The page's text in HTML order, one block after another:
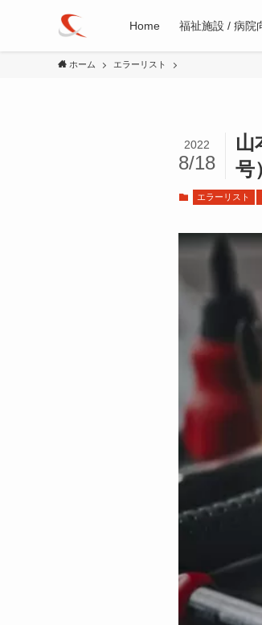
Home 福祉施設 / 病院
ホーム エラーリスト
山
号
2022
8/18
エラーリスト